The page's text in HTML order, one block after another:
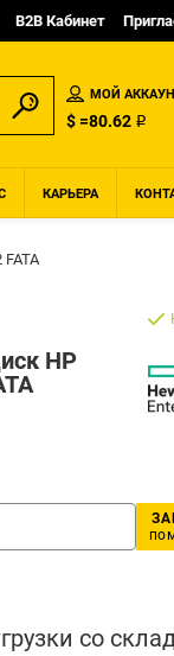
B2B Кабинет
МОЙ
$ =80.62 ₽
КАРЬЕРА
HP
со